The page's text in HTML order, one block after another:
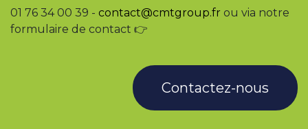
01 76 34 00 39 - contact@cmtgroup.fr ou via notre
formulaire de contact 👉
Contactez-nous